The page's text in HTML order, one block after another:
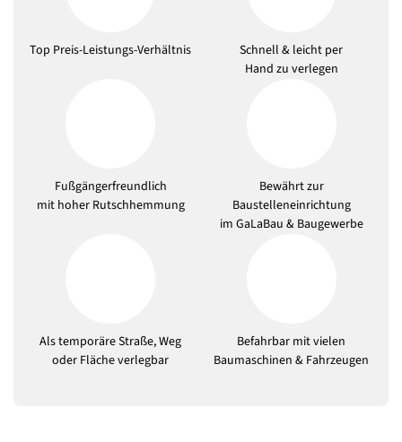
Top Preis-Leistungs-Verhältnis
Schnell & leicht per
Hand zu verlegen
Fußgängerfreundlich
mit hoher Rutschhemmung
Bewährt zur
Baustelleneinrichtung
im GaLaBau & Baugewerbe
Als temporäre Straße, Weg
oder Fläche verlegbar
Befahrbar mit vielen
Baumaschinen & Fahrzeugen